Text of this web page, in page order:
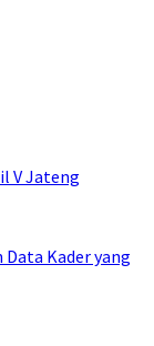
V Jateng
Kader yang